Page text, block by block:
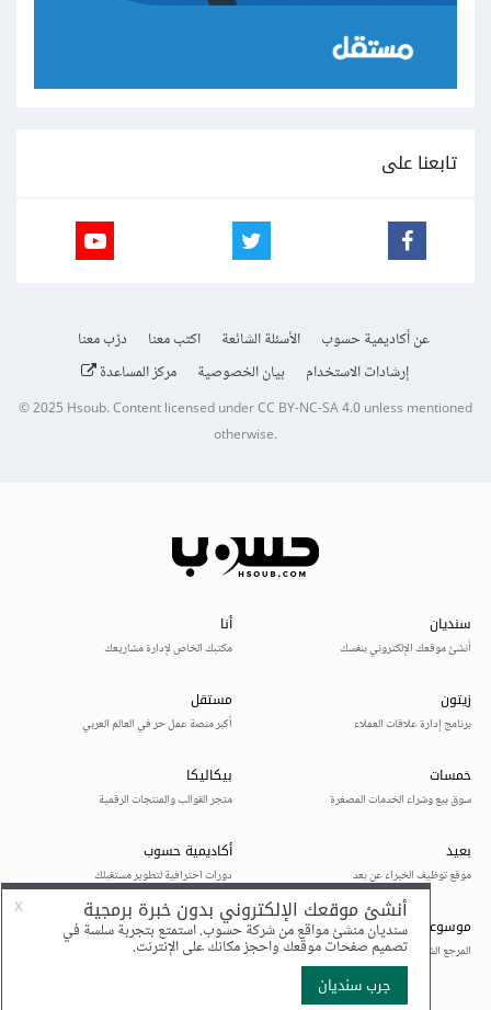
تابعنا على
عن أكاديمية حسوب الأسئلة الشائعة اكتب معنا
درّب معنا
إرشادات الاستخدام
بيان الخصوصية مركز المساعدة
© 2025Hsoub.Content licensed underCC BY-NC-SA 4.0unless mentioned
otherwise.